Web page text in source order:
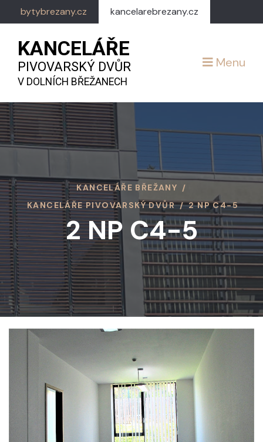
bytybrezany.cz kancelarebrezany.cz
KANCELÁŘE
PIVOVARSKÝ DVŮR
V DOLNÍCH BŘEŽANECH
Menu
KANCELÁŘE BŘEŽANY /
KANCELÁŘE PIVOVARSKÝ DVŮR / 2 NP C4-5
2 NP C4-5